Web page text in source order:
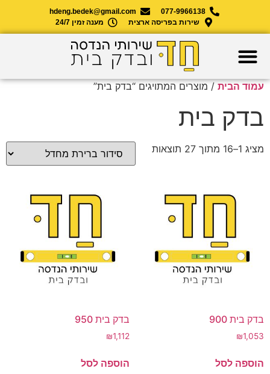
077-9966138
hdeng.bedek@gmail.com
שירות בפריסה ארצית
מענה זמין 24/7
עמוד הבית / מוצרים המתויגים “בדק בית”
בדק בית
מציג 1–16 מתוך 27 תוצאות
בדק בית 900
₪1,053
הוספה לסל
בדק בית 950
₪1,112
הוספה לסל